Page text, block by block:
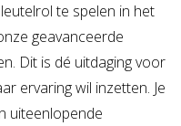
te spelen in het
geavanceerde
Dit is dé uitdaging voor
ervaring wil inzetten. Je
uiteenlopende